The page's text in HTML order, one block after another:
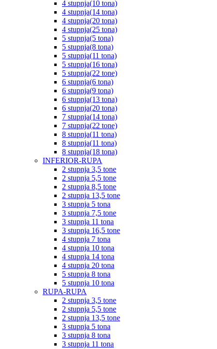
4 stupnja(10 tona)
4 stupnja(14 tona)
4 stupnja(20 tona)
4 stupnja(25 tona)
5 stupnja(5 tona)
5 stupnja(8 tona)
5 stupnja(11 tona)
5 stupnja(16 tona)
5 stupnja(22 tone)
6 stupnja(6 tona)
6 stupnja(9 tona)
6 stupnja(13 tona)
6 stupnja(20 tona)
7 stupnja(14 tona)
7 stupnja(22 tone)
8 stupnja(11 tona)
8 stupnja(11 tona)
8 stupnja(18 tona)
INFERIOR-RUPA
2 stupnja 3,5 tone
2 stupnja 5,5 tone
2 stupnja 8,5 tone
2 stupnja 13,5 tone
3 stupnja 5 tona
3 stupnja 7,5 tone
3 stupnja 11 tona
3 stupnja 16,5 tone
4 stupnja 7 tona
4 stupnja 10 tona
4 stupnja 14 tona
4 stupnja 20 tona
5 stupnja 8 tona
5 stupnja 10 tona
RUPA-RUPA
2 stupnja 3,5 tone
2 stupnja 5,5 tone
2 stupnja 13,5 tone
3 stupnja 5 tona
3 stupnja 8 tona
3 stupnja 11 tona